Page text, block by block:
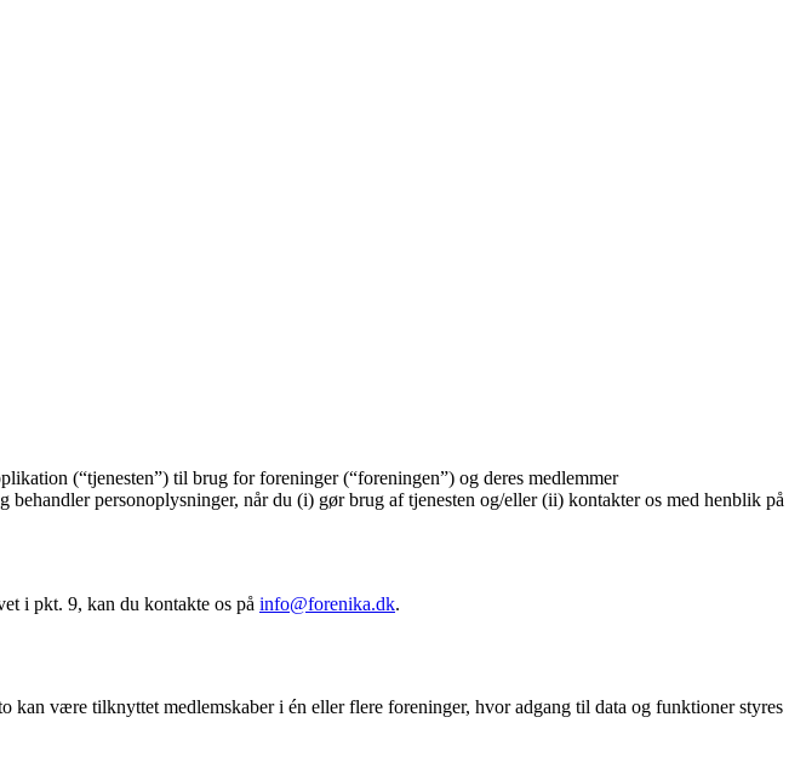
(“tjenesten”) til brug for foreninger (“foreningen”) og deres medlemmer
personoplysninger, når du (i) gør brug af tjenesten og/eller (ii) kontakter os med henblik på
i pkt. 9, kan du kontakte os på info@forenika.dk.
være tilknyttet medlemskaber i én eller flere foreninger, hvor adgang til data og funktioner styres